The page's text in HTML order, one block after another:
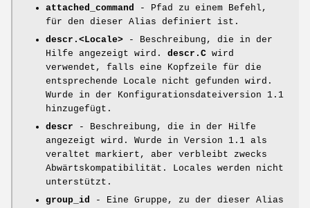
attached_command - Pfad zu einem Befehl,
für den dieser Alias definiert ist.
descr.<Locale> - Beschreibung, die in der
Hilfe angezeigt wird. descr.C wird
verwendet, falls eine Kopfzeile für die
entsprechende Locale nicht gefunden wird.
Wurde in der Konfigurationsdateiversion 1.1
hinzugefügt.
descr - Beschreibung, die in der Hilfe
angezeigt wird. Wurde in Version 1.1 als
veraltet markiert, aber verbleibt zwecks
Abwärtskompatibilität. Locales werden nicht
unterstützt.
group_id - Eine Gruppe, zu der dieser Alias